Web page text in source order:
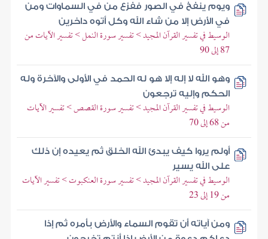
ويوم ينفخ في الصور ففزع من في السماوات ومن
في الأرض إلا من شاء الله وكل أتوه داخرين
الوسيط في تفسير القرآن المجيد > تفسير سورة النمل > تفسير الآيات من
87 إلى 90
وهو الله لا إله إلا هو له الحمد في الأولى والآخرة وله
الحكم وإليه ترجعون
الوسيط في تفسير القرآن المجيد > تفسير سورة القصص > تفسير الآيات
من 68 إلى 70
أولم يروا كيف يبدئ الله الخلق ثم يعيده إن ذلك
على الله يسير
الوسيط في تفسير القرآن المجيد > تفسير سورة العنكبوت > تفسير الآيات
من 19 إلى 23
ومن آياته أن تقوم السماء والأرض بأمره ثم إذا